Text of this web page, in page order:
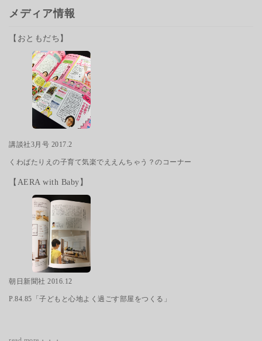
メディア情報
【おともだち】
講談社3月号 2017.2
くわばたりえの子育て気楽でええんちゃう？のコーナー
【AERA with Baby】
朝日新聞社 2016.12
P.84.85「子どもと心地よく過ごす部屋をつくる」